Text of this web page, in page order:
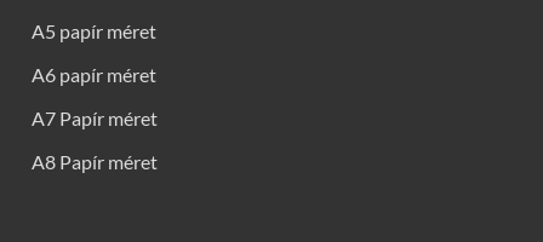
A5 papír méret
A6 papír méret
A7 Papír méret
A8 Papír méret